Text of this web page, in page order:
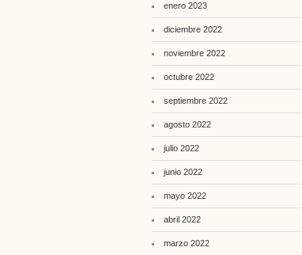
enero 2023
diciembre 2022
noviembre 2022
octubre 2022
septiembre 2022
agosto 2022
julio 2022
junio 2022
mayo 2022
abril 2022
marzo 2022